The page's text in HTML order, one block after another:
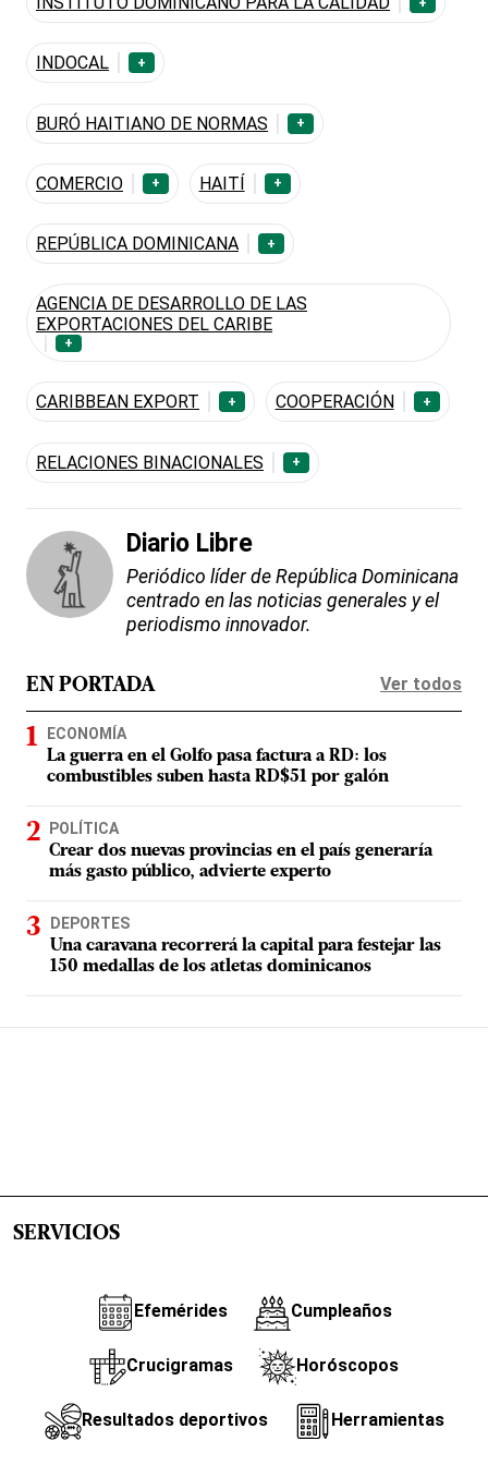
INDOCAL +
BURÓ HAITIANO DE NORMAS +
COMERCIO + HAITÍ +
REPÚBLICA DOMINICANA +
AGENCIA DE DESARROLLO DE LAS
EXPORTACIONES DEL CARIBE
+
CARIBBEAN EXPORT + COOPERACIÓN +
RELACIONES BINACIONALES +
Diario Libre
Periódico líder de República Dominicana
centrado en las noticias generales y el
periodismo innovador.
EN PORTADA Ver todos
ECONOMÍA
La guerra en el Golfo pasa factura a RD: los
combustibles suben hasta RD$51 por galón
POLÍTICA
Crear dos nuevas provincias en el país generaría
más gasto público, advierte experto
DEPORTES
Una caravana recorrerá la capital para festejar las
150 medallas de los atletas dominicanos
SERVICIOS
Efemérides Cumpleaños
Crucigramas Horóscopos
Resultados deportivos Herramientas